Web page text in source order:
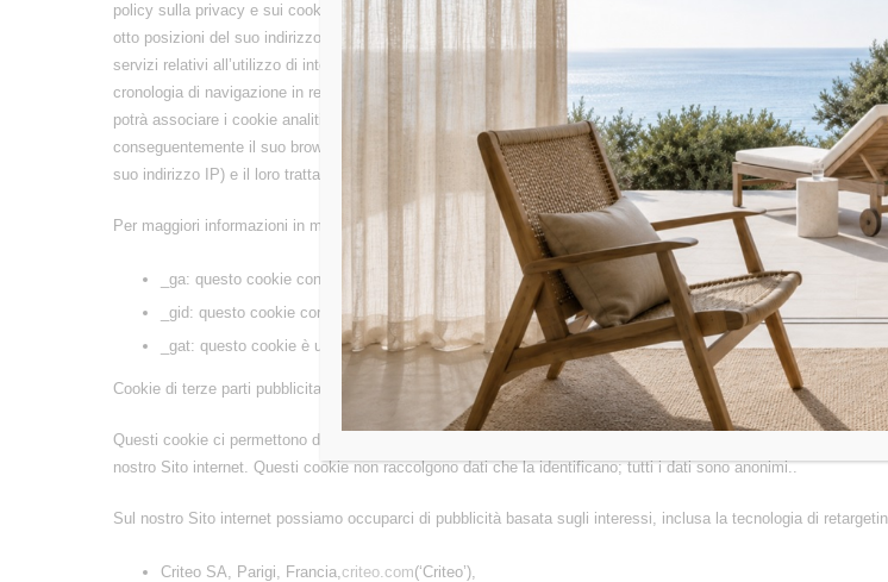
policy sulla privacy e sui cookie di Google e saranno trasferite e memorizzate da Google su server negli USA.
otto posizioni del suo indirizzo IP. In seguito, Google le tratterà per nostro conto per valutare il suo utilizzo del
servizi relativi all’utilizzo di internet. Google non assocerà il suo indirizzo IP a nessun altro dato in suo
cronologia di navigazione in rete e sull’app con il suo account Google e ha dato a Google il permesso di
potrà associare i cookie analitici e le informazioni raccolte con i medesimi alle informazioni del suo account
conseguentemente il suo browser; tuttavia, in tal caso potrà non essere in grado di utilizzare tutte le
suo indirizzo IP) e il loro trattamento,
scaricando e installando l’add-onper il suo attuale browser.
Per maggiori informazioni in merito all’utilizzo dei suoi dati da parte di Google.visiti il sito internet di Google. I
_ga: questo cookie contiene un valore unico per fare una distinzione tra i visitatori del sito internet e ha
_gid: questo cookie contiene un valore unico per fare una distinzione tra i visitatori e ha una durata di
_gat: questo cookie è utilizzato per bloccare le richieste al server e ha una durata di vita di 10 minuti.
Cookie di terze parti pubblicitari
Questi cookie ci permettono di fornirle pubblicità fatta su misura in merito a siti internet di terzi, basata sugli
nostro Sito internet. Questi cookie non raccolgono dati che la identificano; tutti i dati sono anonimi..
Sul nostro Sito internet possiamo occuparci di pubblicità basata sugli interessi, inclusa la tecnologia di
Criteo SA, Parigi, Francia,criteo.com(‘Criteo’),